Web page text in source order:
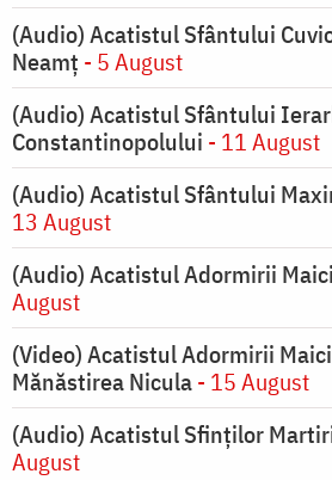
(Audio) Acatistul Sfântului
Neamț - 5 August
(Audio) Acatistul Sfântului
Constantinopolului - 11 August
(Audio) Acatistul Sfântului
13 August
(Audio) Acatistul Adormirii
August
(Video) Acatistul Adormirii
Mănăstirea Nicula- 15 August
(Audio) Acatistul Sfinților
August